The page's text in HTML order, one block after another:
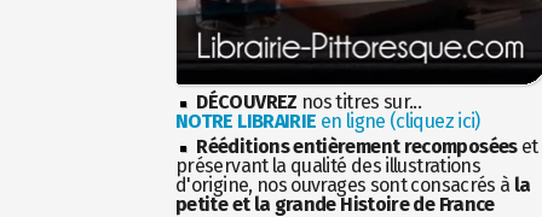
DÉCOUVREZ nos titres sur...
NOTRE LIBRAIRIE en ligne (cliquez ici)
Rééditions entièrement recomposéeset
préservant la qualité des illustrations
d'origine, nos ouvrages sont consacrés à la
petite et la grande Histoire de France